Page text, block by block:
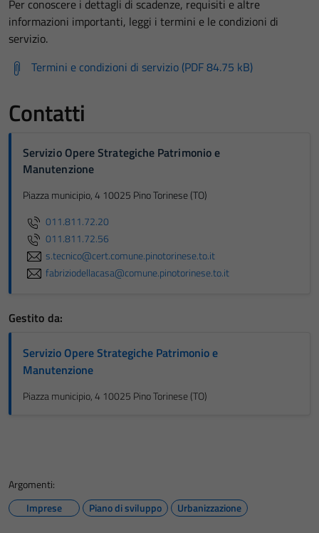
Per conoscere i dettagli di scadenze, requisiti e altre
informazioni importanti, leggi i termini e le condizioni di
servizio.
Termini e condizioni di servizio (PDF 84.75 kB)
Contatti
Servizio Opere Strategiche Patrimonio e
Manutenzione
Piazza municipio, 4 10025 Pino Torinese (TO)
011.811.72.20
011.811.72.56
s.tecnico@cert.comune.pinotorinese.to.it
fabriziodellacasa@comune.pinotorinese.to.it
Gestito da:
Servizio Opere Strategiche Patrimonio e
Manutenzione
Piazza municipio, 4 10025 Pino Torinese (TO)
Argomenti:
Imprese
Piano di sviluppo Urbanizzazione